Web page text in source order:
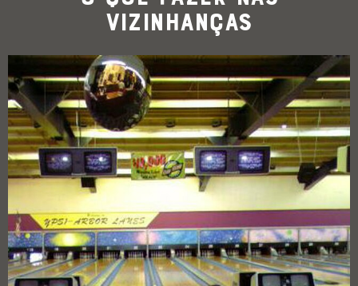
Vizinhanças